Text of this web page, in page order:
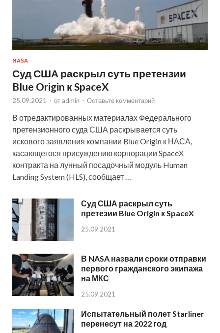
NASA
Суд США раскрыл суть претензии
Blue Origin к SpaceX
25.09.2021 - от admin - Оставьте комментарий
В отредактированных материалах Федерального
претензионного суда США раскрывается суть
искового заявления компании Blue Origin к НАСА,
касающегося присуждению корпорации SpaceX
контракта на лунный посадочный модуль Human
Landing System (HLS), сообщает …
Суд США раскрыл суть
претезии Blue Origin к SpaceX
25.09.2021
В NASA назвали сроки отправки
первого гражданского экипажа
на МКС
25.09.2021
Испытательный полет Starliner
перенесут на 2022 год